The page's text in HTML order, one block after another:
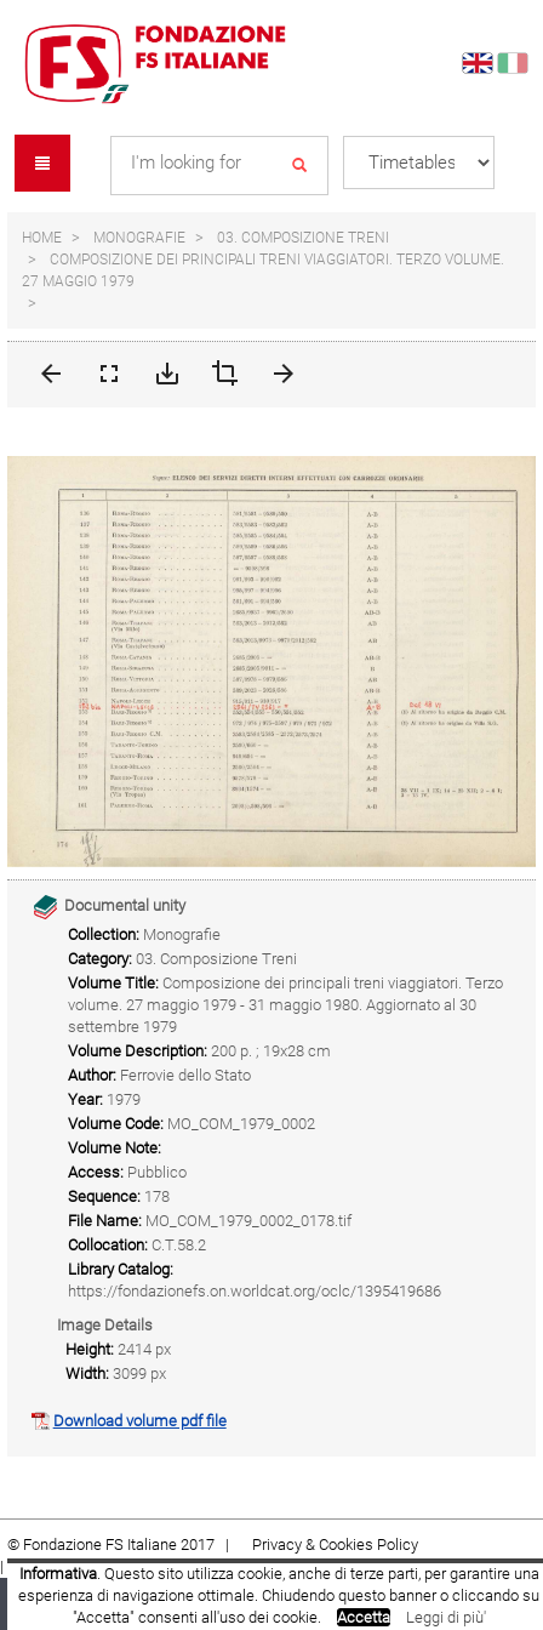
content
navigation
menu
HOME MONOGRAFIE
03. COMPOSIZIONE TRENI
COMPOSIZIONE DEI PRINCIPALI TRENI VIAGGIATORI. TERZO VOLUME.
27 MAGGIO 1979
Documental unity
Collection: Monografie
Category: 03. Composizione Treni
Volume Title: Composizione dei principali treni viaggiatori. Terzo
volume. 27 maggio 1979 - 31 maggio 1980. Aggiornato al 30
settembre 1979
Volume Description: 200 p. ; 19x28 cm
Author: Ferrovie dello Stato
Year: 1979
Volume Code: MO_COM_1979_0002
Volume Note:
Access: Pubblico
Sequence: 178
File Name: MO_COM_1979_0002_0178.tif
Collocation: C.T.58.2
Library Catalog:
https://fondazionefs.on.worldcat.org/oclc/1395419686
Image Details
Height: 2414 px
Width: 3099 px
Download volume pdf file
© Fondazione FS Italiane 2017 |
Privacy & Cookies Policy
|Cookie|Termini e condizioni
Informativa. Questo sito utilizza cookie, anche di terze parti, per garantire una
esperienza di navigazione ottimale. Chiudendo questo banner o cliccando su
"Accetta" consenti all'uso dei cookie.
Accetta Leggi di più'
Facebook
Youtube
Fondazione FS Italiane